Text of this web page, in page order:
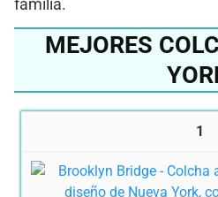
familia.
MEJORES
1